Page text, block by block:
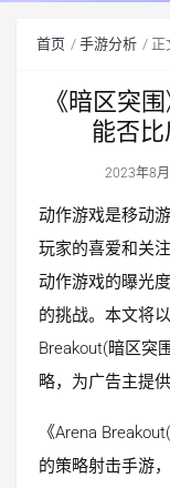
首页 手游分析 正
《暗区突
能否比
2023年8
动作游戏是移动
玩家的喜爱和关
动作游戏的曝光
的挑战。本文将
Breakout(暗区突
略，为广告主提
《Arena
的策略射击手游